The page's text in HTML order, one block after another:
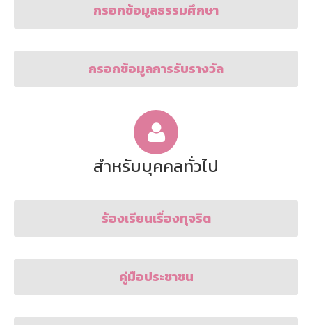
กรอกข้อมูลธรรมศึกษา
กรอกข้อมูลการรับรางวัล
สำหรับบุคคลทั่วไป
ร้องเรียนเรื่องทุจริต
คู่มือประชาชน